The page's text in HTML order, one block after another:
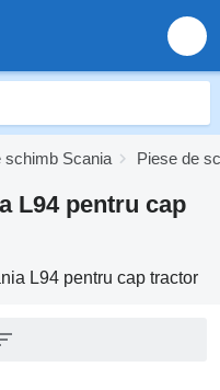
schimb Scania Piese de
L94 pentru cap
L94 pentru cap tractor